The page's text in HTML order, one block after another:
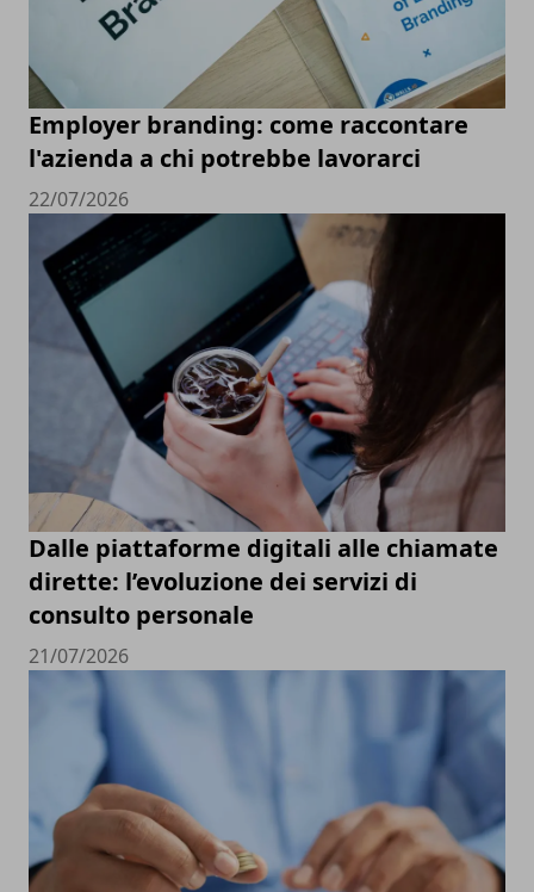
Employer branding: come raccontare
l'azienda a chi potrebbe lavorarci
22/07/2026
Dalle piattaforme digitali alle chiamate
dirette: l’evoluzione dei servizi di
consulto personale
21/07/2026